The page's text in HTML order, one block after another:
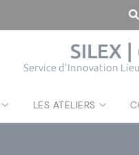
SILEX |
Service d'Innovation
LES ATELIERS